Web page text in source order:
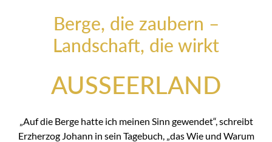
Berge, die zaubern –
Landschaft, die wirkt
AUSSEERLAND
„Auf die Berge hatte ich meinen Sinn gewendet“, schreibt
Erzherzog Johann in sein Tagebuch, „das Wie und Warum